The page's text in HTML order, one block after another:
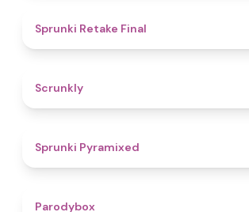
Sprunki Retake Final
Scrunkly
Sprunki Pyramixed
Parodybox